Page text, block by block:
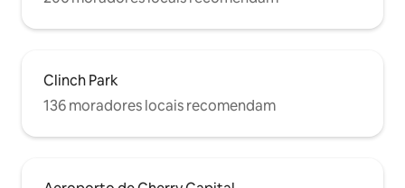
Clinch Park
136 moradores locais recomendam